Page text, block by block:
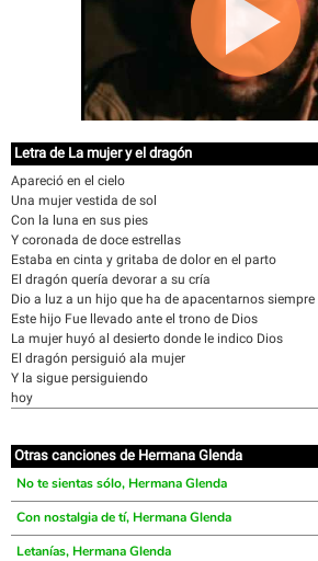
Letra de La mujer y el dragón
Apareció en el cielo
Una mujer vestida de sol
Con la luna en sus pies
Y coronada de doce estrellas
Estaba en cinta y gritaba de dolor en el parto
El dragón quería devorar a su cría
Dio a luz a un hijo que ha de apacentarnos siempre
Este hijo Fue llevado ante el trono de Dios
La mujer huyó al desierto donde le indico Dios
El dragón persiguió ala mujer
Y la sigue persiguiendo
hoy
Otras canciones de Hermana Glenda
No te sientas sólo, Hermana Glenda
Con nostalgia de tí, Hermana Glenda
Letanías, Hermana Glenda